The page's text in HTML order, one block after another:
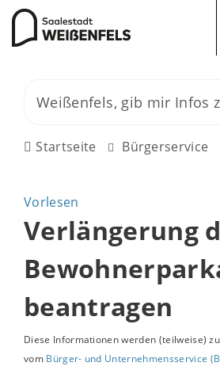
Startseite Bürgerservice
Vorlesen
Verlängerung
beantragen
Diese Informationen werden (teilweise)
vom Bürger- und Unternehmensservice